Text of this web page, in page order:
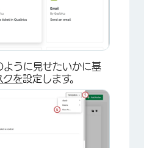
×
ように見せたいかに基
クを設定します。